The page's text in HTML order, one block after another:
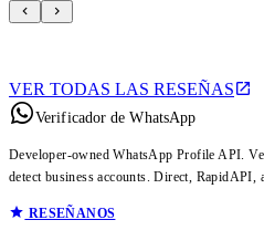
VER TODAS LAS RESEÑAS
Verificador de WhatsApp
Developer-owned WhatsApp Profile API.
detect business accounts. Direct,
RESEÑANOS